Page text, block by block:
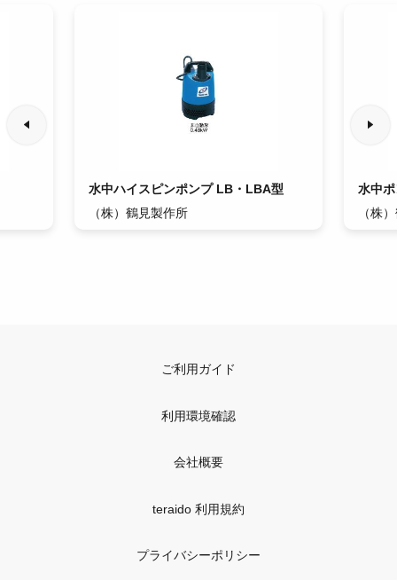
水中ハイスピンポンプ LB・LBA型
（株）鶴見製作所
水中
（株
ご利用ガイド
利用環境確認
会社概要
teraido 利用規約
プライバシーポリシー